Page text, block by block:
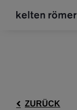
ZURÜCK